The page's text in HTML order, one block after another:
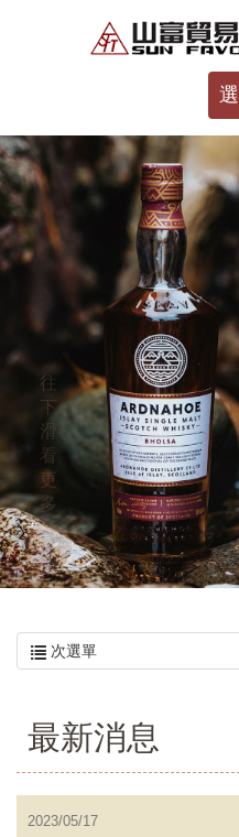
往
下
滑
看
更
多
次選單
最新消息
2023/05/17